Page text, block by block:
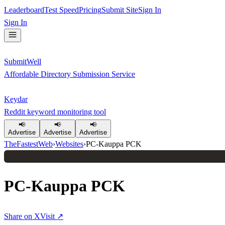
LeaderboardTest SpeedPricingSubmit SiteSign In
Sign In
SubmitWell
Affordable Directory Submission Service
Keydar
Reddit keyword monitoring tool
📢
Advertise
📢
Advertise
📢
Advertise
TheFastestWeb›Websites›PC-Kauppa PCK
PC-Kauppa PCK
Share on XVisit ↗